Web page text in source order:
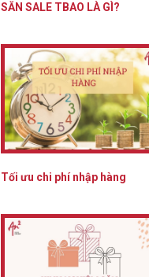
SĂN SALE TBAO LÀ GÌ?
Tối ưu chi phí nhập hàng